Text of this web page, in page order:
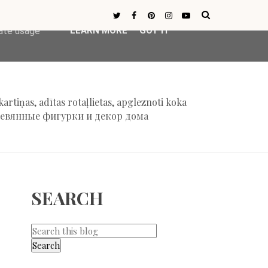
adītas rotaļlietas, apgleznoti koka
фигурки и декор дома
SEARCH
agent
usage
LEARN MORE GOT IT